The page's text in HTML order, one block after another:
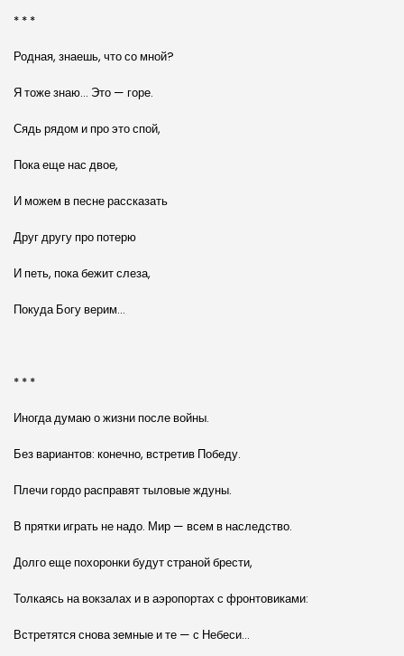
* * *
Родная, знаешь, что со мной?
Я тоже знаю… Это — горе.
Сядь рядом и про это спой,
Пока еще нас двое,
И можем в песне рассказать
Друг другу про потерю
И петь, пока бежит слеза,
Покуда Богу верим…
* * *
Иногда думаю о жизни после войны.
Без вариантов: конечно, встретив Победу.
Плечи гордо расправят тыловые ждуны.
В прятки играть не надо. Мир — всем в наследство.
Долго еще похоронки будут страной брести,
Толкаясь на вокзалах и в аэропортах с фронтовиками:
Встретятся снова земные и те — с Небеси…